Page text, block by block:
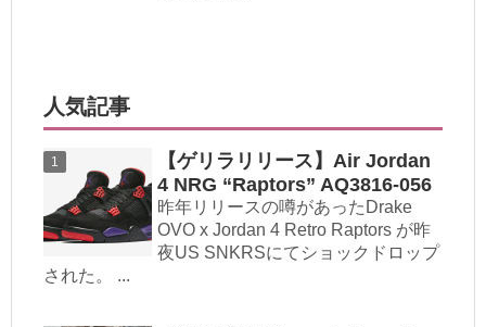
人気記事
【ゲリラリリース】Air Jordan
4 NRG “Raptors” AQ3816-056
昨年リリースの噂があったDrake
OVO x Jordan 4 Retro Raptors が昨
夜US SNKRSにてショックドロップ
された。 ...